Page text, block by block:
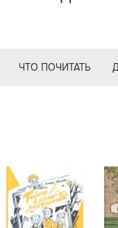
ЧТО ПОЧИТАТЬ